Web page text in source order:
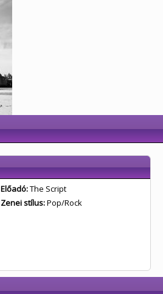
Előadó:The Script
Zenei stílus:Pop/Rock